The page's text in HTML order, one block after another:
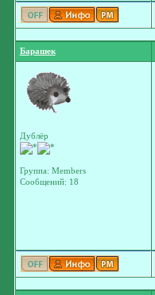
Барашек
Дублёр
Группа: Members
Сообщений: 18